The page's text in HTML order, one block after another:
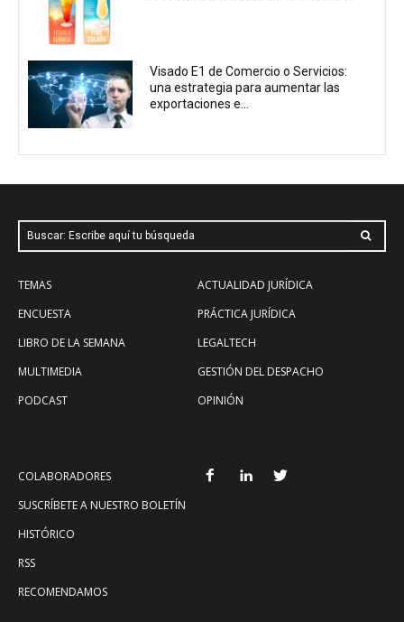
Visado E1 de Comercio o Servicios:
una estrategia para aumentar las
exportaciones e...
Buscar: Escribe aquí tu búsqueda
TEMAS
ENCUESTA
LIBRO DE LA SEMANA
MULTIMEDIA
PODCAST
ACTUALIDAD JURÍDICA
PRÁCTICA JURÍDICA
LEGALTECH
GESTIÓN DEL DESPACHO
OPINIÓN
COLABORADORES
SUSCRÍBETE A NUESTRO BOLETÍN
HISTÓRICO
RSS
RECOMENDAMOS